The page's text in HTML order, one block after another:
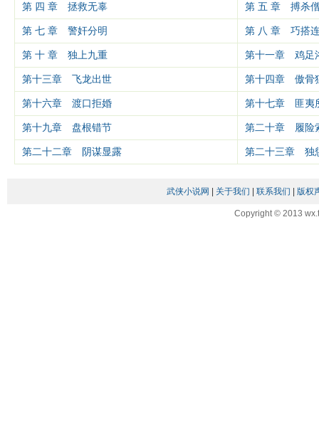
第 四 章 拯救无辜 第 五 章 搏杀
第 七 章 警奸分明 第 八 章 巧搭
第 十 章 独上九重 第十一章 鸡足
第十三章 飞龙出世 第十四章 傲骨
第十六章 渡口拒婚 第十七章 匪夷
第十九章 盘根错节 第二十章 履险
第二十二章 阴谋显露 第二十三章 独
武侠小说网 关于我们 联系我们 版权
Copyright © 2013